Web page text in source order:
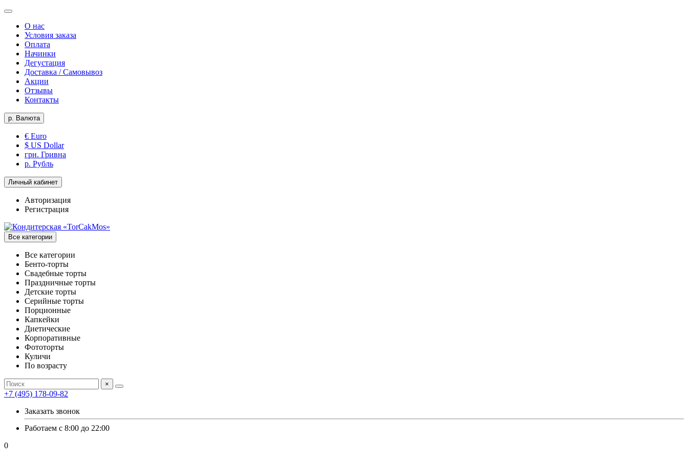
О нас
Условия заказа
Оплата
Начинки
Дегустация
Доставка / Самовывоз
Акции
Отзывы
Контакты
р. Валюта
€ Euro
$ US Dollar
грн. Гривна
р. Рубль
Личный кабинет
Авторизация
Регистрация
Все категории
Все категории
Бенто-торты
Свадебные торты
Праздничные торты
Детские торты
Серийные торты
Порционные
Капкейки
Диетические
Корпоративные
Фототорты
Куличи
По возрасту
×
+7 (495) 178-09-82
Заказать звонок
Работаем с 8:00 до 22:00
0